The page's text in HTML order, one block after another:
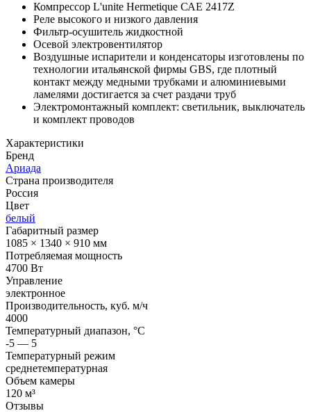
Компрессор L'unite Hermetique САЕ 2417Z
Реле высокого и низкого давления
Фильтр-осушитель жидкостной
Осевой электровентилятор
Воздушные испарители и конденсаторы изготовлены по
технологии итальянской фирмы GBS, где плотный
контакт между медными трубками и алюминиевыми
ламелями достигается за счет раздачи труб
Электромонтажный комплект: светильник, выключатель
и комплект проводов
Характеристики
Бренд
Ариада
Страна производителя
Россия
Цвет
белый
Габаритный размер
1085 × 1340 × 910 мм
Потребляемая мощность
4700 Вт
Управление
электронное
Производительность, куб. м/ч
4000
Температурный диапазон, °C
-5 — 5
Температурный режим
среднетемпературная
Объем камеры
120 м³
Отзывы